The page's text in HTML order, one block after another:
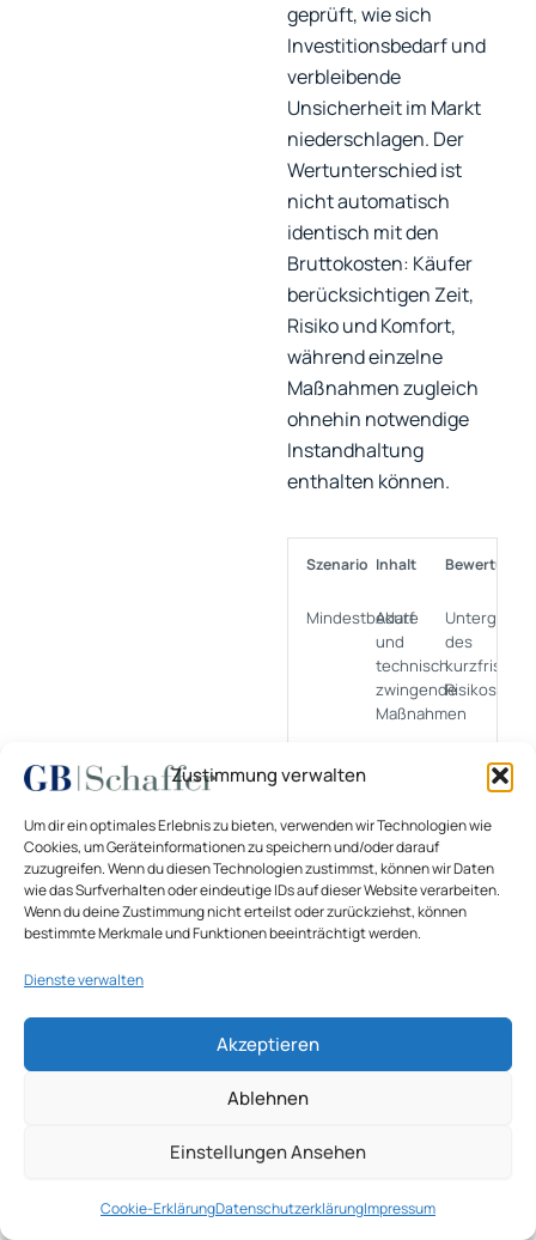
Zustimmung verwalten
Um dir ein optimales Erlebnis zu bieten, verwenden wir Technologien wie
Cookies, um Geräteinformationen zu speichern und/oder darauf
zuzugreifen. Wenn du diesen Technologien zustimmst, können wir Daten
wie das Surfverhalten oder eindeutige IDs auf dieser Website verarbeiten.
Wenn du deine Zustimmung nicht erteilst oder zurückziehst, können
bestimmte Merkmale und Funktionen beeinträchtigt werden.
Dienste verwalten
Akzeptieren
Ablehnen
Einstellungen Ansehen
Cookie-ErklärungDatenschutzerklärungImpressum
geprüft, wie sich
Investitionsbedarf und
verbleibende
Unsicherheit im Markt
niederschlagen. Der
Wertunterschied ist
nicht automatisch
identisch mit den
Bruttokosten: Käufer
berücksichtigen Zeit,
Risiko und Komfort,
während einzelne
Maßnahmen zugleich
ohnehin notwendige
Instandhaltung
enthalten können.
Szenario Inhalt
Mindestbedarf
Akute
und
technisch
zwingende
Maßnahmen
des
Risikos
Marktpaket
typischerweise
erwarteter
Standard
Plausible
ZielstandardWeitreichende
energetische
Wertansatz